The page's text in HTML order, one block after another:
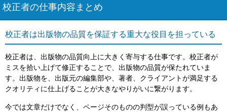
校正者の仕事内容まとめ
校正者は出版物の品質を保証する重大な役目を担っている
校正者は、出版物の品質向上に大きく寄与する仕事です。校正者が
ミスを拾い上げて修正することで、出版物の品質が保たれていま
す。出版物を、出版元の編集部や、著者、クライアントが満足する
クオリティに仕上げることが大きなやりがいに繋がります。
今では文章だけでなく、ページそのものの判型が誤っている例もあ